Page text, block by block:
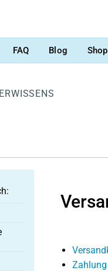
FAQ Blog Shop
Zahlung